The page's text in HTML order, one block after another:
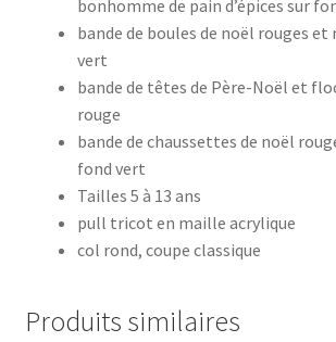
bonhomme de pain d’épices sur
bande de boules de noël rouges et
vert
bande de têtes de Père-Noël et
rouge
bande de chaussettes de noël
fond vert
Tailles 5 à 13 ans
pull tricot en maille acrylique
col rond, coupe classique
Produits similaires